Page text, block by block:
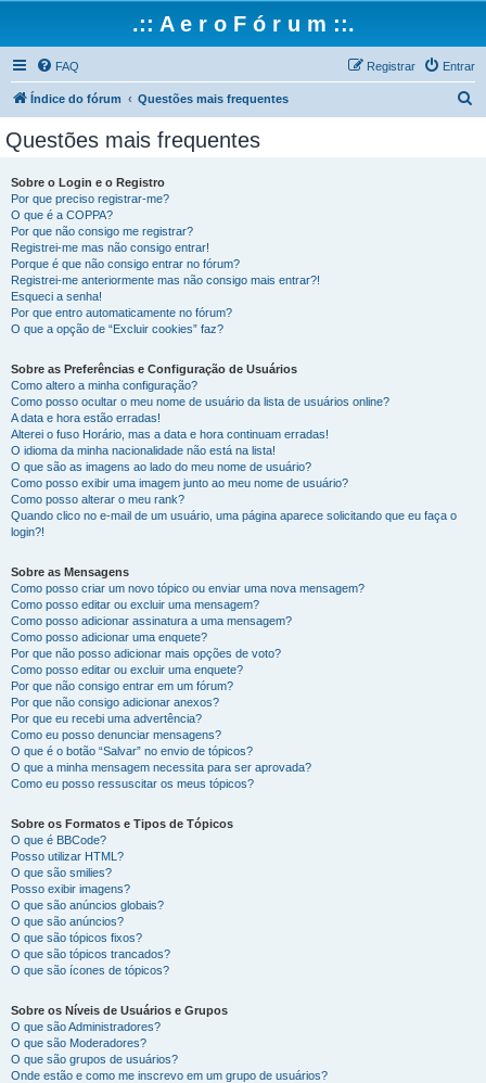
.:: A e r o F ó r u m ::.
FAQ Entrar
Registrar
Índice do fórum Questões mais frequentes
Questões mais frequentes
Sobre o Login e o Registro
Por que preciso registrar-me?
O que é a COPPA?
Por que não consigo me registrar?
Registrei-me mas não consigo entrar!
Porque é que não consigo entrar no fórum?
Registrei-me anteriormente mas não consigo mais entrar?!
Esqueci a senha!
Por que entro automaticamente no fórum?
O que a opção de “Excluir cookies” faz?
Sobre as Preferências e Configuração de Usuários
Como altero a minha configuração?
Como posso ocultar o meu nome de usuário da lista de usuários online?
A data e hora estão erradas!
Alterei o fuso Horário, mas a data e hora continuam erradas!
O idioma da minha nacionalidade não está na lista!
O que são as imagens ao lado do meu nome de usuário?
Como posso exibir uma imagem junto ao meu nome de usuário?
Como posso alterar o meu rank?
Quando clico no e-mail de um usuário, uma página aparece solicitando que eu faça o
login?!
Sobre as Mensagens
Como posso criar um novo tópico ou enviar uma nova mensagem?
Como posso editar ou excluir uma mensagem?
Como posso adicionar assinatura a uma mensagem?
Como posso adicionar uma enquete?
Por que não posso adicionar mais opções de voto?
Como posso editar ou excluir uma enquete?
Por que não consigo entrar em um fórum?
Por que não consigo adicionar anexos?
Por que eu recebi uma advertência?
Como eu posso denunciar mensagens?
O que é o botão “Salvar” no envio de tópicos?
O que a minha mensagem necessita para ser aprovada?
Como eu posso ressuscitar os meus tópicos?
Sobre os Formatos e Tipos de Tópicos
O que é BBCode?
Posso utilizar HTML?
O que são smilies?
Posso exibir imagens?
O que são anúncios globais?
O que são anúncios?
O que são tópicos fixos?
O que são tópicos trancados?
O que são ícones de tópicos?
Sobre os Níveis de Usuários e Grupos
O que são Administradores?
O que são Moderadores?
O que são grupos de usuários?
Onde estão e como me inscrevo em um grupo de usuários?